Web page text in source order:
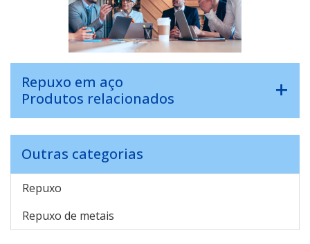
Repuxo em aço
Produtos relacionados
Outras categorias
Repuxo
Repuxo de metais